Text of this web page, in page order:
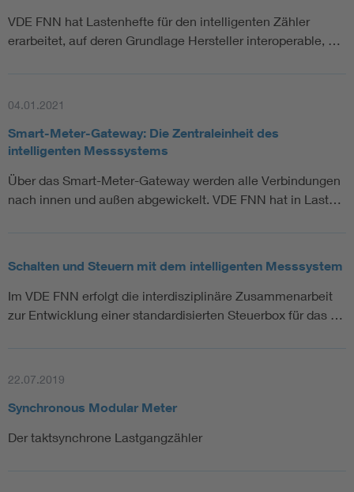
VDE FNN hat Lastenhefte für den intelligenten Zähler
erarbeitet, auf deren Grundlage Hersteller interoperable, …
04.01.2021
Smart-Meter-Gateway: Die Zentraleinheit des
intelligenten Messsystems
Über das Smart-Meter-Gateway werden alle Verbindungen
nach innen und außen abgewickelt. VDE FNN hat in Last…
Schalten und Steuern mit dem intelligenten Messsystem
Im VDE FNN erfolgt die interdisziplinäre Zusammenarbeit
zur Entwicklung einer standardisierten Steuerbox für das …
22.07.2019
Synchronous Modular Meter
Der taktsynchrone Lastgangzähler